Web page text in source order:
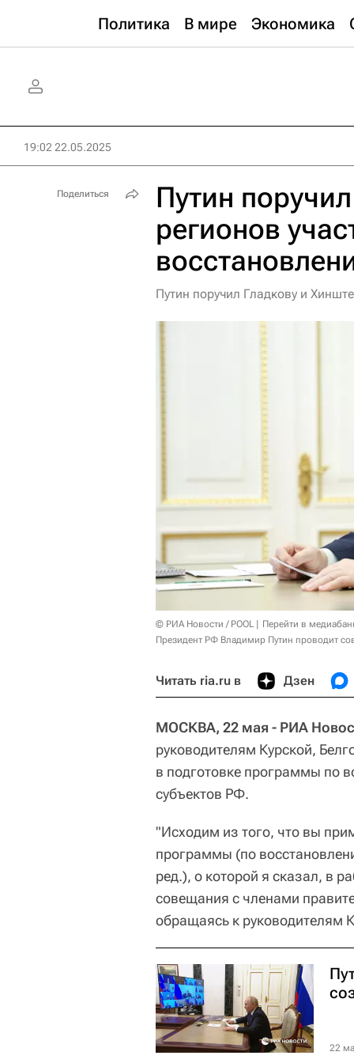
Политика В мире Экономика
19:02 22.05.2025
Путин
регионов
Путин поручил Гладкову и
© РИА Новости / POOL
Перейти в
Президент РФ Владимир Путин проводит
Читать ria.ru в Дзен
МОСКВА, 22 мая - РИА
руководителям Курской,
в подготовке программы по
субъектов РФ.
"Исходим из того, что вы
программы (по
ред.), о которой я сказал, в
совещания с членами
обращаясь к руководителям
22
Поделиться